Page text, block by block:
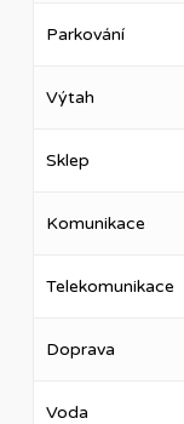
Parkování
Výtah
Sklep
Komunikace
Telekomunikace
Doprava
Voda